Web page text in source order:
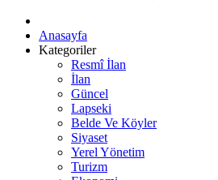
Anasayfa
Kategoriler
Resmî İlan
İlan
Güncel
Lapseki
Belde Ve Köyler
Siyaset
Yerel Yönetim
Turizm